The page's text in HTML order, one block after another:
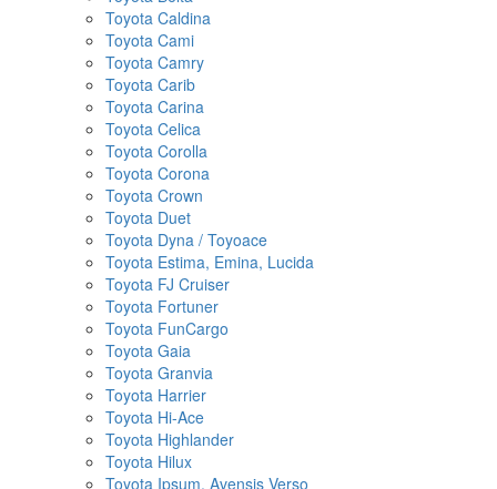
Toyota Caldina
Toyota Cami
Toyota Camry
Toyota Carib
Toyota Carina
Toyota Celica
Toyota Corolla
Toyota Corona
Toyota Crown
Toyota Duet
Toyota Dyna / Toyoace
Toyota Estima, Emina, Lucida
Toyota FJ Cruiser
Toyota Fortuner
Toyota FunCargo
Toyota Gaia
Toyota Granvia
Toyota Harrier
Toyota Hi-Ace
Toyota Highlander
Toyota Hilux
Toyota Ipsum, Avensis Verso